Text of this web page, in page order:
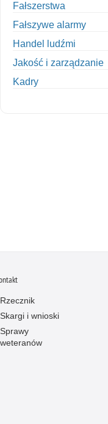
Fałszerstwa
Fałszywe alarmy
Handel ludźmi
Jakość i zarządzanie
Kadry
Nietrzeźwi kierujący
Nietrzeźwi
Rzecznik
Skargi i wnioski
Sprawy
weteranów